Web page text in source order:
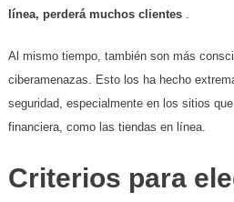
línea, perderá muchos clientes.
Al mismo tiempo, también son más
ciberamenazas. Esto los ha hecho
seguridad, especialmente en los sitios
financiera, como las tiendas en línea.
Criterios para